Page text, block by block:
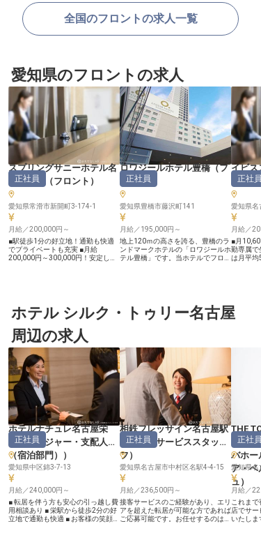
全国のフロントの求人一覧
愛知県のフロントの求人
スプリングサニーホテル名
古屋常滑
（フロント ）
正社員
愛知県常滑市新開町3-174-1
月給／200,000円～
■駅徒歩1分の好立地！通勤も快適
でプライベートも充実 ■月給
200,000円～300,000円！安定した
人ひとりの心に残る滞在を演出する
ため、私たちは日々おもてなしの心
の温かい笑顔から、きめ細やかなサ
ービスまで、お客様が心から安ら
ぎ、旅の疲れを癒せる空間を提供す
ることが私たちの喜びです。 お客
様の「ありがとう」の言葉が、何よ
りのやりがいとなるでしょう。 あ
なたのホスピタリティで、お客様の
特別な時間を彩ってください。 ー
ー【安心して長く働ける環境とキャ
リア】 当ホテルでは、スタッフが
安心して長く働ける環境づくりに力
を入れています。 住宅手当をはじ
め、社会保険完備、育児手当など充
実した福利厚生であなたの生活をサ
ポート。 シフト制勤務でプライベ
ートとの両立も可能です。 経験豊
富な先輩スタッフが丁寧に指導しま
すので、ホテル業界での経験を活か
し、さらなるスキルアップを目指し
たい方にも最適な環境です。 共に
成長し、キャリアを築いていきまし
ょう。 ※2026年03月26日時点の情
報です
ロワジールホテル豊橋（フ
ロント）
正社員
愛知県豊橋市藤沢町141
月給／195,000円～
地上120ｍの高さを誇る、豊橋のラ
ンドマークホテルの「ロワジールホ
テル豊橋」です。当ホテルでフロン
ざいません。また宿泊予約経験のあ
る方、大型免許取得されている方、
点の情報です。
イビス
（フロ
正社員
月給／
■月
勤専属で
は月平
なホテル
ントスタ
内と少な
スを大切
代・30
ホテル
は管理部
能です。
スキルア
場です★
給される
お仕事
年07月
ホテル シルク・トゥリー名古屋
周辺の求人
ホテルナチュレ名古屋栄
（マネージャー・支配人
（宿泊部門）
）
正社員
愛知県中区錦3-7-13
月給／240,000円～
■ 転居を伴う方も安心の引っ越し費
用相談あり ■ 栄駅から徒歩2分の好
立地で通勤も快適 ■ お客様の笑顔が
相鉄フレッサイン名古屋駅
桜通口（ サービススタッ
フ ）
正社員
愛知県名古屋市中村区名駅4-4-15
月給／236,500円～
接客サービスのご経験があり、エリ
アを超えた転居が可能な方であれば
ご応募可能です。お任せするのはホ
THE
バホー
ア・ベ
ュ ）
正社員
愛知県名
月給／
これま
店でサー
いたしま